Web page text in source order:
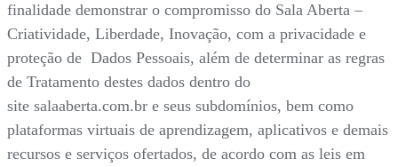
finalidade demonstrar o compromisso do Sala Aberta –
Criatividade, Liberdade, Inovação, com a privacidade e
proteção de Dados Pessoais, além de determinar as regras
de Tratamento destes dados dentro do
site salaaberta.com.br e seus subdomínios, bem como
plataformas virtuais de aprendizagem, aplicativos e demais
recursos e serviços ofertados, de acordo com as leis em